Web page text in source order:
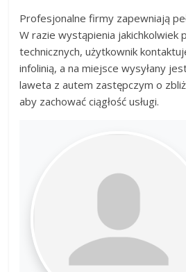
Profesjonalne firmy zapewniają
W razie wystąpienia jakichkolwiek
technicznych, użytkownik
infolinią, a na miejsce wysyłany
laweta z autem zastępczym o
aby zachować ciągłość usługi.